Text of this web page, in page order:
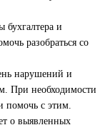
бухгалтера и
разобраться со
нарушений и
При необходимости
помочь с этим.
о выявленных